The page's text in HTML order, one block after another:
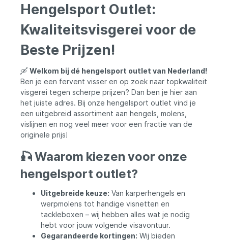
Hengelsport Outlet:
Kwaliteitsvisgerei voor de
Beste Prijzen!
🛶 Welkom bij dé hengelsport outlet van Nederland!
Ben je een fervent visser en op zoek naar topkwaliteit
visgerei tegen scherpe prijzen? Dan ben je hier aan
het juiste adres. Bij onze hengelsport outlet vind je
een uitgebreid assortiment aan hengels, molens,
vislijnen en nog veel meer voor een fractie van de
originele prijs!
🎣 Waarom kiezen voor onze
hengelsport outlet?
Uitgebreide keuze: Van karperhengels en
werpmolens tot handige visnetten en
tackleboxen – wij hebben alles wat je nodig
hebt voor jouw volgende visavontuur.
Gegarandeerde kortingen: Wij bieden